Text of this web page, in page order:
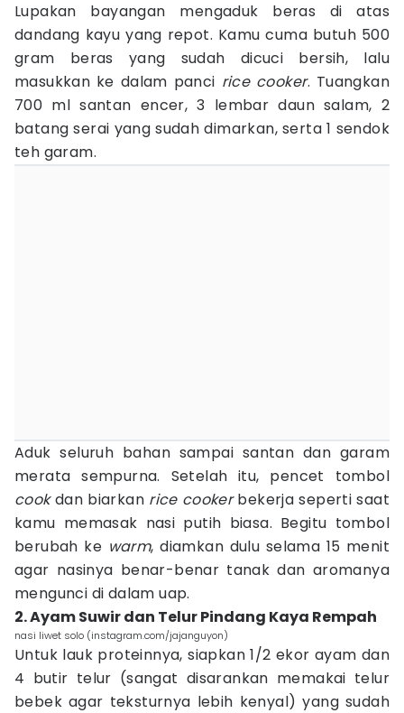
Lupakan bayangan mengaduk beras di atas
dandang kayu yang repot. Kamu cuma butuh 500
gram beras yang sudah dicuci bersih, lalu
masukkan ke dalam panci rice cooker. Tuangkan
700 ml santan encer, 3 lembar daun salam, 2
batang serai yang sudah dimarkan, serta 1 sendok
teh garam.
Aduk seluruh bahan sampai santan dan garam
merata sempurna. Setelah itu, pencet tombol
cookdan biarkan rice cookerbekerja seperti saat
kamu memasak nasi putih biasa. Begitu tombol
berubah ke warm, diamkan dulu selama 15 menit
agar nasinya benar-benar tanak dan aromanya
mengunci di dalam uap.
2. Ayam Suwir dan Telur Pindang Kaya Rempah
nasi liwet solo (instagram.com/jajanguyon)
Untuk lauk proteinnya, siapkan 1/2 ekor ayam dan
4 butir telur (sangat disarankan memakai telur
bebek agar teksturnya lebih kenyal) yang sudah